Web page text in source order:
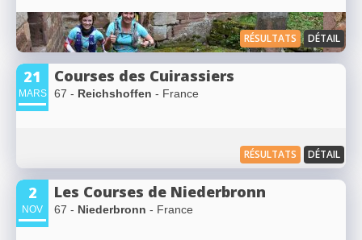
RÉSULTATS DÉTAIL
21
MARS
Courses des Cuirassiers
67 - Reichshoffen - France
RÉSULTATS DÉTAIL
2
NOV
Les Courses de Niederbronn
67 - Niederbronn - France